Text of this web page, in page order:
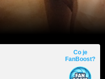
Co je
FanBoost?